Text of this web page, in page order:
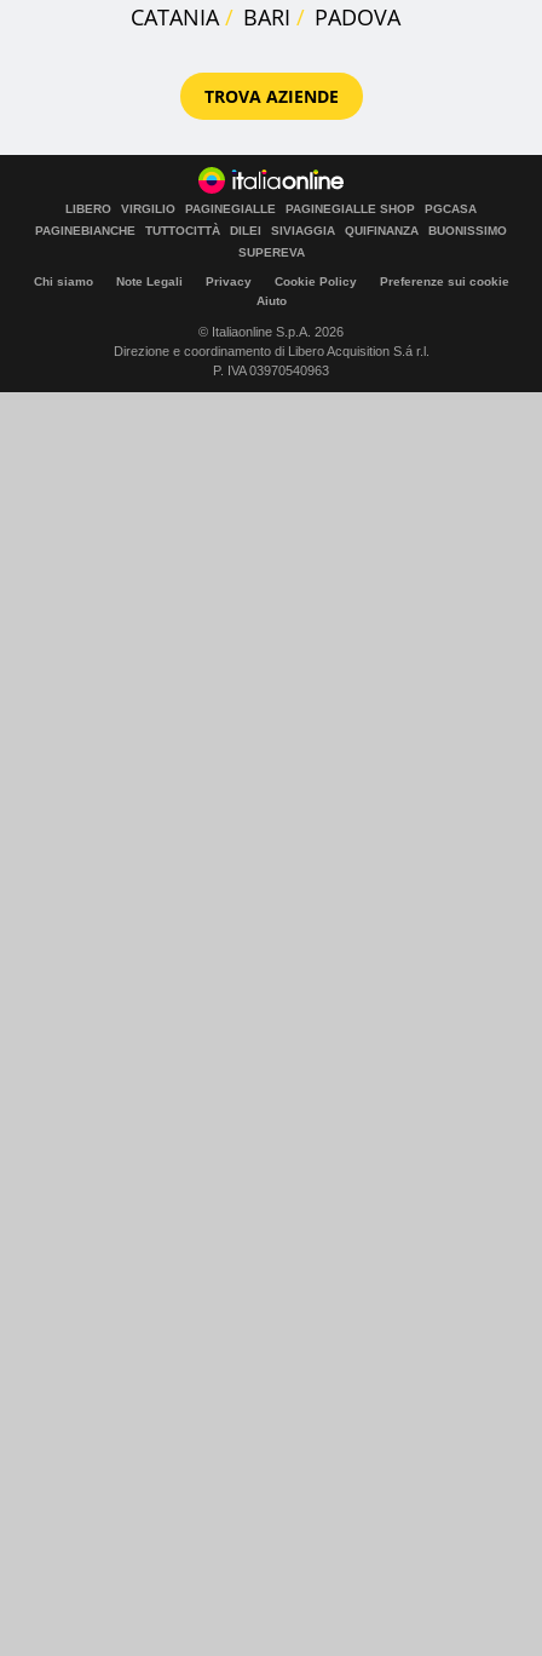
CATANIA
BARI PADOVA
TROVA AZIENDE
LIBERO VIRGILIO PAGINEGIALLE PAGINEGIALLE SHOP
PGCASA
PAGINEBIANCHE
TUTTOCITTÀ DILEI SIVIAGGIA QUIFINANZA
BUONISSIMO
SUPEREVA
Chi siamo Note Legali Privacy Cookie Policy
Preferenze sui cookie
Aiuto
© Italiaonline S.p.A. 2026
Direzione e coordinamento di Libero Acquisition S.á r.l.
P. IVA 03970540963